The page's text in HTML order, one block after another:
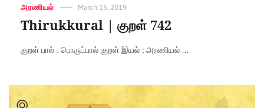
Categories
அரணியல்
Posted
March 15, 2019
Thirukkural | குறள் 742
குறள் பால் : பொருட்பால் குறள் இயல் : அரணியல் ...